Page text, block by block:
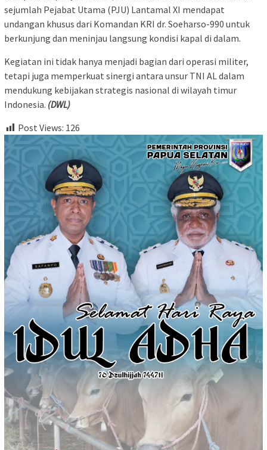
sejumlah Pejabat Utama (PJU) Lantamal XI mendapat
undangan khusus dari Komandan KRI dr. Soeharso-990 untuk
berkunjung dan meninjau langsung kondisi kapal di dalam.
Kegiatan ini tidak hanya menjadi bagian dari operasi militer,
tetapi juga memperkuat sinergi antara unsur TNI AL dalam
mendukung kebijakan strategis nasional di wilayah timur
Indonesia. (DWL)
Post Views: 126